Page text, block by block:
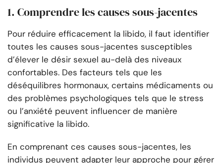
1. Comprendre les causes sous-jacentes
Pour réduire efficacement la libido, il faut identifier
toutes les causes sous-jacentes susceptibles
d’élever le désir sexuel au-delà des niveaux
confortables. Des facteurs tels que les
déséquilibres hormonaux, certains médicaments ou
des problèmes psychologiques tels que le stress
ou l’anxiété peuvent influencer de manière
significative la libido.
En comprenant ces causes sous-jacentes, les
individus peuvent adapter leur approche pour gérer